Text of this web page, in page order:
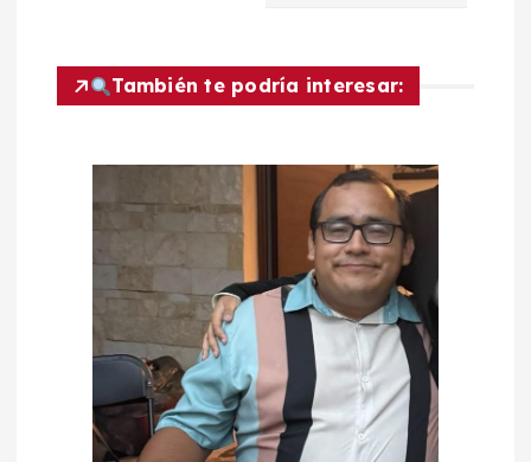
d
También te podría interesar: